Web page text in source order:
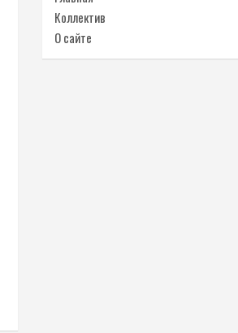
Коллектив
О сайте